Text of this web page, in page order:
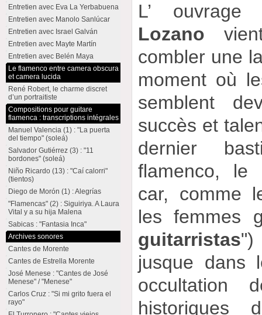
L’
Lozano
combler une
moment où
semblent
succès et
dernier
flamenco, le
car, comme
les femmes
guitarristas")
jusque dans
occultation
historiques
Entretien avec Eva La Yerbabuena
Entretien avec Manolo Sanlúcar
Entretien avec Israel Galván
Entretien avec Mayte Martín
Entretien avec Belén Maya
Le flamenco entre camera obscura
et camera lucida
René Robert, le charme discret
d’un portraitiste
Compositions pour guitare
flamenca : transcriptions intégrales
Manuel Valencia (1) : "La puerta
del tiempo" (soleá)
Salvador Gutiérrez (3) : "11
bordones" (soleá)
Niño Ricardo (13) : "Caí calorri"
(tientos)
Diego de Morón (1) : Alegrías
"Flamencas" (2) : Siguiriya. A Laura
Vital y a su hija Malena
Sabicas : "Fantasia Inca"
Archives sonores
Cantes de Morente
Cantes de Estrella Morente
José Menese : "Cantes de José
Menese" / "Menese"
Carlos Cruz : "Si mi grito fuera el
rayo"